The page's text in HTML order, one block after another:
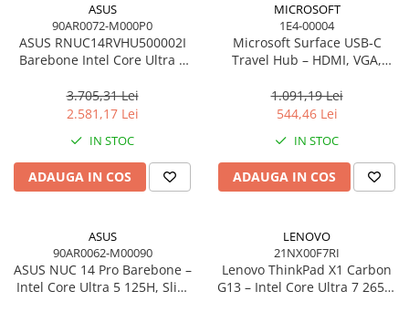
ASUS
90AR0072-M000P0
ASUS RNUC14RVHU500002I
Barebone Intel Core Ultra 5
3.705,31 Lei
2.581,17 Lei
IN STOC
ADAUGA IN COS
MICROSOFT
1E4-00004
Microsoft Surface USB‑C
Travel Hub – HDMI, VGA,
1.091,19 Lei
544,46 Lei
IN STOC
ADAUGA IN COS
ASUS
90AR0062-M00090
ASUS NUC 14 Pro Barebone –
Intel Core Ultra 5 125H, Slim
LENOVO
21NX00F7RI
Lenovo ThinkPad X1 Carbon
G13 – Intel Core Ultra 7 265U,